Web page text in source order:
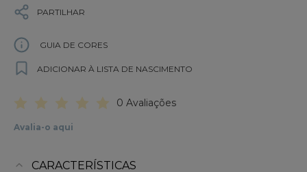
PARTILHAR
GUIA DE CORES
ADICIONAR À LISTA DE NASCIMENTO
0 Avaliações
Avalia-o aqui
CARACTERÍSTICAS